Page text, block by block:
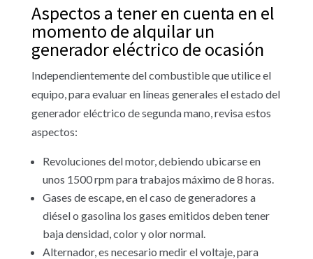
Aspectos a tener en cuenta en el
momento de alquilar un
generador eléctrico de ocasión
Independientemente del combustible que utilice el
equipo, para evaluar en líneas generales el estado del
generador eléctrico de segunda mano, revisa estos
aspectos:
Revoluciones del motor, debiendo ubicarse en
unos 1500 rpm para trabajos máximo de 8 horas.
Gases de escape, en el caso de generadores a
diésel o gasolina los gases emitidos deben tener
baja densidad, color y olor normal.
Alternador, es necesario medir el voltaje, para